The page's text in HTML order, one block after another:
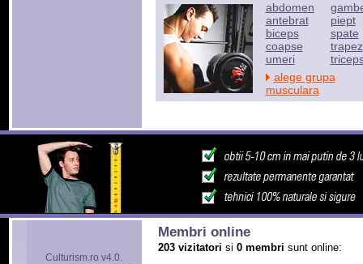
abdomen
antebrat
biceps
coapse
umeri
piept
spate
trapez
alege grupa
musculara
Culturism.ro v4.0.
Membri online
203 vizitatori si 0 membri sunt online: